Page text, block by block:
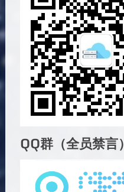
QQ群（全员禁言）